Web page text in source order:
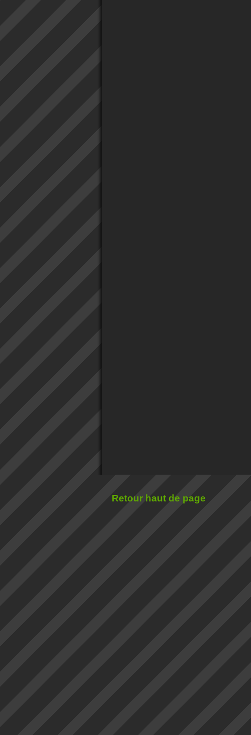
Retour haut de page